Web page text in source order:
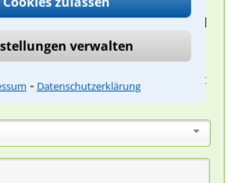
verwalten
⁃ Datenschutzerklärung
Fall schildern. Anschließend
Rechtsanwälte bei
das weitere Vorgehen
durch einen Anwalt